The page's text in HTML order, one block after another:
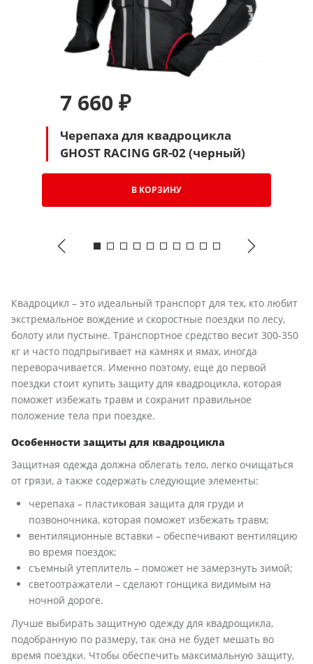
7 660 ₽
Черепаха для квадроцикла
GHOST RACING GR-02 (черный)
В КОРЗИНУ
Квадроцикл – это идеальный транспорт для тех, кто любит
экстремальное вождение и скоростные поездки по лесу,
болоту или пустыне. Транспортное средство весит 300-350
кг и часто подпрыгивает на камнях и ямах, иногда
переворачивается. Именно поэтому, еще до первой
поездки стоит купить защиту для квадроцикла, которая
поможет избежать травм и сохранит правильное
положение тела при поездке.
Особенности защиты для квадроцикла
Защитная одежда должна облегать тело, легко очищаться
от грязи, а также содержать следующие элементы:
черепаха – пластиковая защита для груди и
позвоночника, которая поможет избежать травм;
вентиляционные вставки – обеспечивают вентиляцию
во время поездок;
съемный утеплитель – поможет не замерзнуть зимой;
светоотражатели – сделают гонщика видимым на
ночной дороге.
Лучше выбирать защитную одежду для квадрощикла,
подобранную по размеру, так она не будет мешать во
время поездки. Чтобы обеспечить максимальную защиту,